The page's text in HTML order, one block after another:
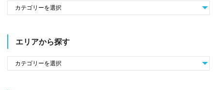
エリアから探す